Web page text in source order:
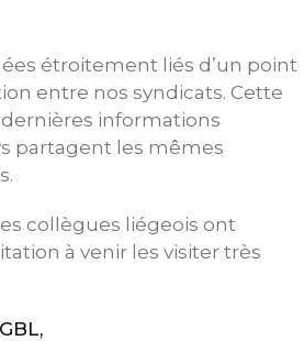
étroitement liés d’un point
entre nos syndicats. Cette
dernières informations
partagent les mêmes
collègues liégeois ont
à venir les visiter très